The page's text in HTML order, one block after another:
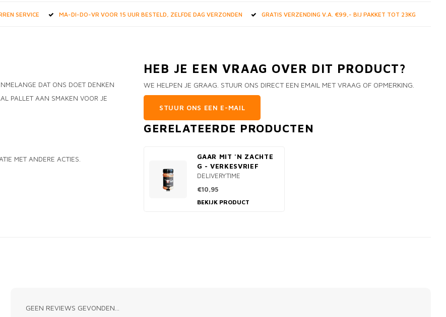
SERVICE MA-DI-DO-VR VOOR 15 UUR BESTELD, ZELFDE DAG VERZONDEN GRATIS VERZENDING V.A. €99,- BIJ PAKKET TOT 23KG
DAT ONS DOET DENKEN
PALLET AAN SMAKEN VOOR JE
MET ANDERE ACTIES.
HEB JE EEN VRAAG OVER DIT PRODUCT?
WE HELPEN JE GRAAG. STUUR ONS DIRECT EEN EMAIL MET VRAAG OF OPMERKING.
STUUR ONS EEN E-MAIL
GERELATEERDE PRODUCTEN
GAAR MIT 'N ZACHTE
G - VERKESVRIEF
DELIVERYTIME
€10,95
BEKIJK PRODUCT
GEEN REVIEWS GEVONDEN...